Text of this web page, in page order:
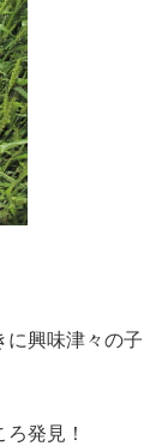
に興味津々の子
発見！